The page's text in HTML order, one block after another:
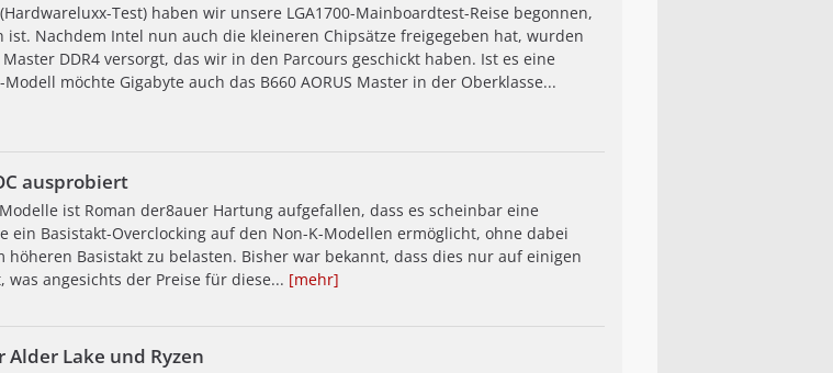
Test) haben wir unsere LGA1700-Mainboardtest-Reise begonnen,
Nachdem Intel nun auch die kleineren Chipsätze freigegeben hat, wurden
DDR4 versorgt, das wir in den Parcours geschickt haben. Ist es eine
möchte Gigabyte auch das B660 AORUS Master in der Oberklasse...
ausprobiert
ist Roman der8auer Hartung aufgefallen, dass es scheinbar eine
ein Basistakt-Overclocking auf den Non-K-Modellen ermöglicht, ohne dabei
höheren Basistakt zu belasten. Bisher war bekannt, dass dies nur auf einigen
was angesichts der Preise für diese... [mehr]
Lake und Ryzen